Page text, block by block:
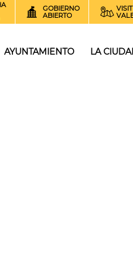
GOBIERNO
ABIERTO
VISIT
AYUNTAMIENTO LA